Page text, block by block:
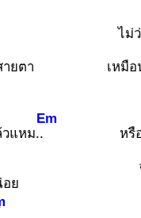
ยตา
แหม..
Em
ย
ไม่
เหมื
หรื